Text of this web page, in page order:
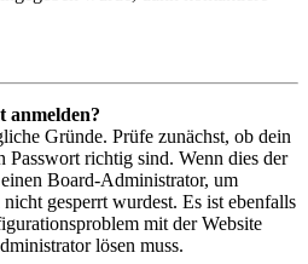
anmelden?
Gründe. Prüfe zunächst, ob dein
Passwort richtig sind. Wenn dies der
Board-Administrator, um
nicht gesperrt wurdest. Es ist ebenfalls
mit der Website
lösen muss.